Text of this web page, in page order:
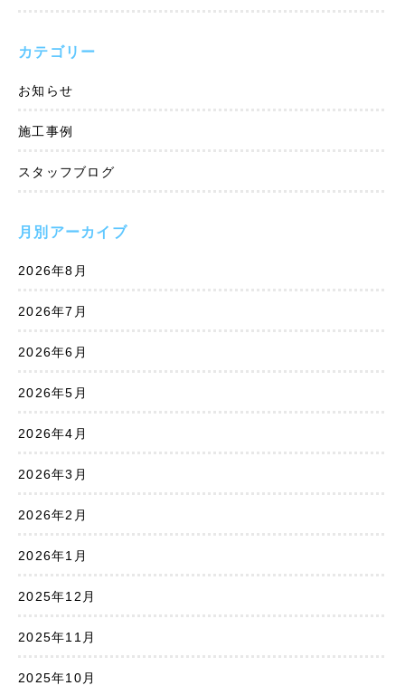
カテゴリー
お知らせ
施工事例
スタッフブログ
月別アーカイブ
2026年8月
2026年7月
2026年6月
2026年5月
2026年4月
2026年3月
2026年2月
2026年1月
2025年12月
2025年11月
2025年10月